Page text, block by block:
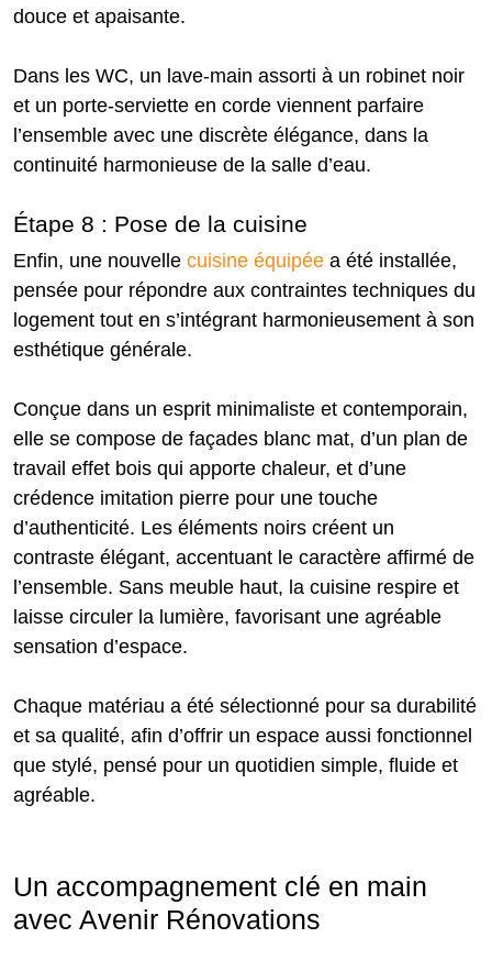
douce et apaisante.
Dans les WC, un lave-main assorti à un robinet noir
et un porte-serviette en corde viennent parfaire
l’ensemble avec une discrète élégance, dans la
continuité harmonieuse de la salle d’eau.
Étape 8 : Pose de la cuisine
Enfin, une nouvelle cuisine équipée a été installée,
pensée pour répondre aux contraintes techniques du
logement tout en s’intégrant harmonieusement à son
esthétique générale.
Conçue dans un esprit minimaliste et contemporain,
elle se compose de façades blanc mat, d’un plan de
travail effet bois qui apporte chaleur, et d’une
crédence imitation pierre pour une touche
d’authenticité. Les éléments noirs créent un
contraste élégant, accentuant le caractère affirmé de
l’ensemble. Sans meuble haut, la cuisine respire et
laisse circuler la lumière, favorisant une agréable
sensation d’espace.
Chaque matériau a été sélectionné pour sa durabilité
et sa qualité, afin d’offrir un espace aussi fonctionnel
que stylé, pensé pour un quotidien simple, fluide et
agréable.
Un accompagnement clé en main
avec Avenir Rénovations